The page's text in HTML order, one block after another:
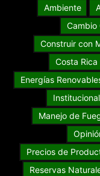
Ambiente
Cambio
Construir con
Costa Rica
Energías
Manejo de
Precios de
Reservas